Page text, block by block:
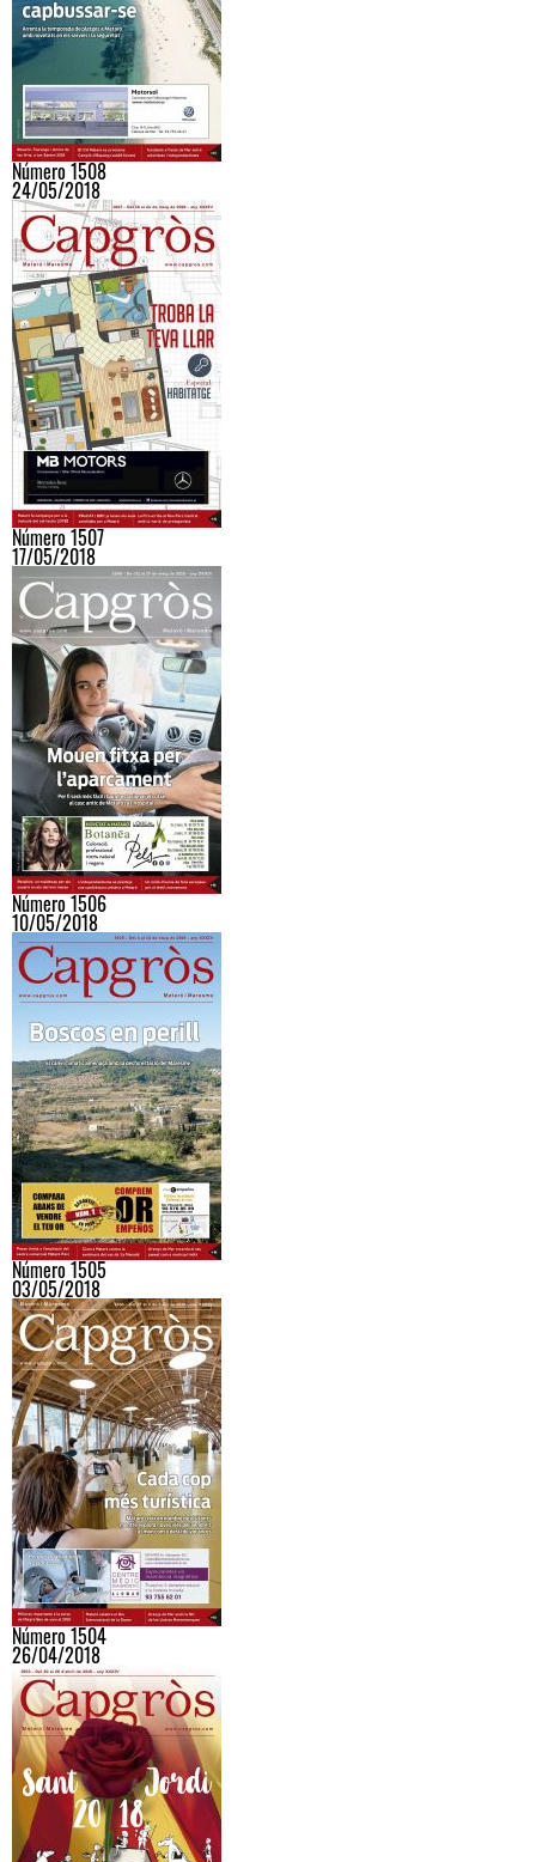
Número 1508
24/05/2018
Número 1507
17/05/2018
Número 1506
10/05/2018
Número 1505
03/05/2018
Número 1504
26/04/2018